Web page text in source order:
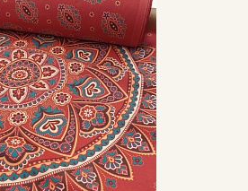
вашего монитора и